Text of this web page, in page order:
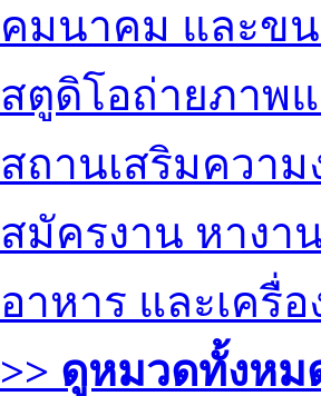
คมนาคม และข
สตูดิโอถ่ายภาพ
สถานเสริมความ
สมัครงาน หางา
อาหาร และเครื่อ
>> ดูหมวดทั้งหม